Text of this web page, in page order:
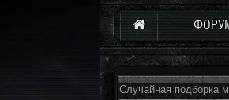
Случайная подборка